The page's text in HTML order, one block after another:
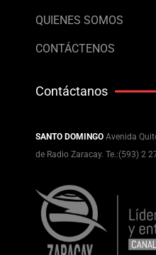
QUIENES SOMOS
CONTÁCTENOS
Contáctanos
SANTO DOMINGO Avenida
de Radio Zaracay. Te.:(593) 2